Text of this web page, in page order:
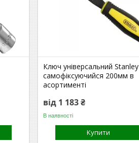
Ключ універсальний Stanley
самофіксуючийся 200мм в
асортименті
від 1 183 ₴
В наявності
Купити